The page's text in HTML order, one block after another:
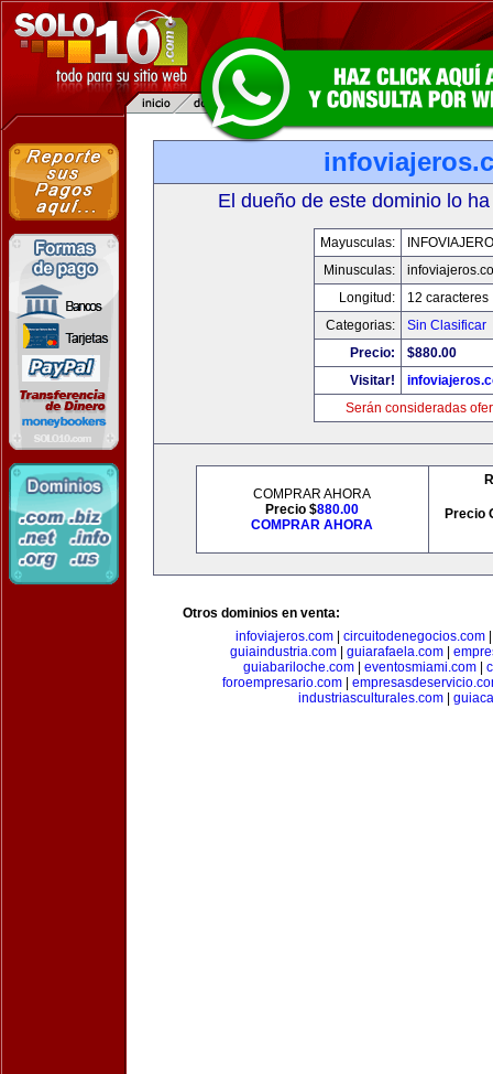
El dueño de este dominio lo
Mayusculas:
Minusculas:
Longitud:
12 caracteres
Categorias:
Sin Clasificar
Precio:
$880.00
Visitar!
Serán consideradas
COMPRAR AHORA
Precio $880.00
COMPRAR AHORA
Precio
Otros dominios en venta:
infoviajeros.com
circuitodenegocios.com
guiaindustria.com
guiarafaela.com
guiabariloche.com
eventosmiami.com
foroempresario.com|
industriasculturales.com|